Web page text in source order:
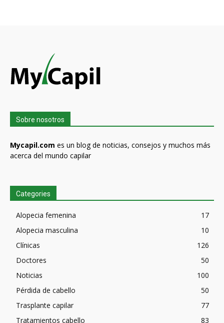
Sobre nosotros
Mycapil.com es un blog de noticias, consejos y muchos más
acerca del mundo capilar
Categories
Alopecia femenina
17
Alopecia masculina
10
Clínicas
126
Doctores
50
Noticias
100
Pérdida de cabello
50
Trasplante capilar
77
Tratamientos cabello
83